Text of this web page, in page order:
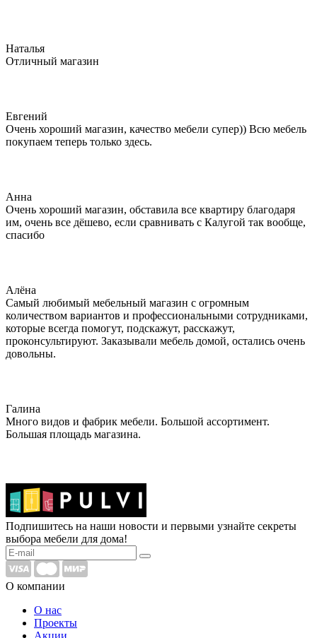
​Наталья
Отличный магазин
Евгений
Очень хороший магазин, качество мебели супер)) Всю мебель
покупаем теперь только здесь.
Анна
Очень хороший магазин, обставила все квартиру благодаря
им, очень все дёшево, если сравнивать с Калугой так вообще,
спасибо
Алёна
Самый любимый мебельный магазин с огромным
количеством вариантов и профессиональными сотрудниками,
которые всегда помогут, подскажут, расскажут,
проконсультируют. Заказывали мебель домой, остались очень
довольны.
Галина
Много видов и фабрик мебели. Большой ассортимент.
Большая площадь магазина.
Подпишитесь на наши новости и первыми узнайте секреты
выбора мебели для дома!
О компании
О нас
Проекты
Акции